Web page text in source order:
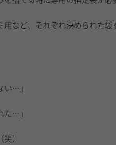
用など、それぞれ決められた袋
い…」
た…」
）